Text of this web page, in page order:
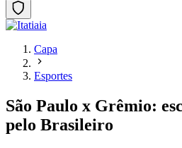
Capa
Esportes
São Paulo x Grêmio:
pelo Brasileiro